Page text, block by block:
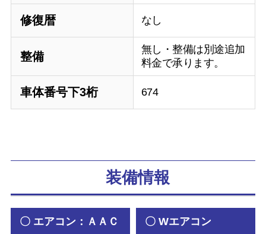
修復暦 なし
整備
無し・整備は別途追加
料金で承ります。
車体番号下3桁 674
装備情報
〇 エアコン：ＡＡＣ 〇 Wエアコン